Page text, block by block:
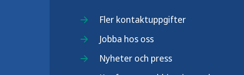
Fler kontaktuppgifter
Jobba hos oss
Nyheter och press